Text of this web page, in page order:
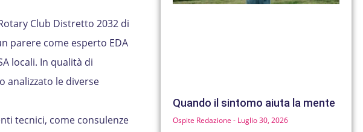
Club Distretto 2032 di
parere come esperto EDA
locali. In qualità di
analizzato le diverse
tecnici, come consulenze
Quando il sintomo aiuta la mente
Ospite Redazione Luglio 30, 2026